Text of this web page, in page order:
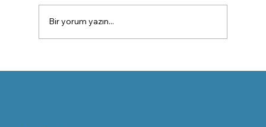
Bir yorum yazın...